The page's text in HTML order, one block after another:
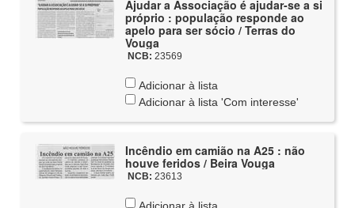
Ajudar a Associação é ajudar-se a si
próprio : população responde ao
apelo para ser sócio / Terras do
Vouga
NCB: 23569
Adicionar à lista
Adicionar à lista 'Com interesse'
Incêndio em camião na A25 : não
houve feridos / Beira Vouga
NCB: 23613